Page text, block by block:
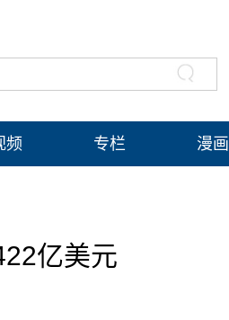
频 专栏 漫画
亿美元